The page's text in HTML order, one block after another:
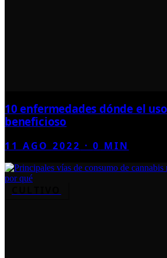
10 enfermedades dónde el
beneficioso
11 AGO 2022 ·0 MIN